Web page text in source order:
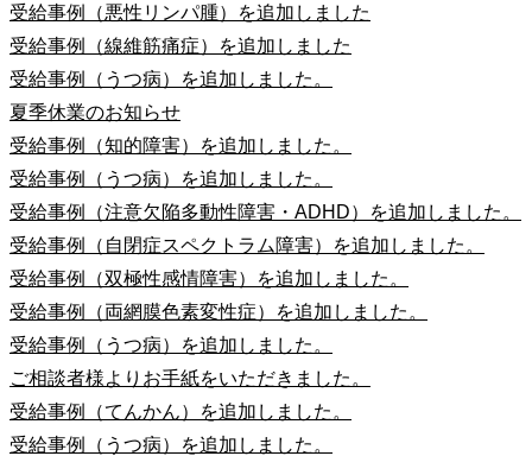
受給事例（悪性リンパ腫）を追加しました
受給事例（線維筋痛症）を追加しました
受給事例（うつ病）を追加しました。
夏季休業のお知らせ
受給事例（知的障害）を追加しました。
受給事例（うつ病）を追加しました。
受給事例（注意欠陥多動性障害・ADHD）を追加しました。
受給事例（自閉症スペクトラム障害）を追加しました。
受給事例（双極性感情障害）を追加しました。
受給事例（両網膜色素変性症）を追加しました。
受給事例（うつ病）を追加しました。
ご相談者様よりお手紙をいただきました。
受給事例（てんかん）を追加しました。
受給事例（うつ病）を追加しました。